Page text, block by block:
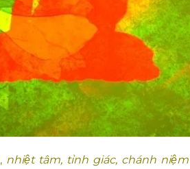
, nhiệt tâm, tỉnh giác, chánh niệm